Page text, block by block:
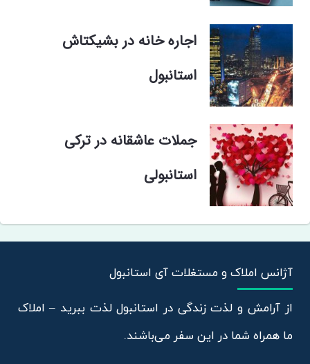
اجاره خانه در بشیکتاش
استانبول
جملات عاشقانه در ترکی
استانبولی
آژانس املاک و مستغلات آی استانبول
از آرامش و لذت زندگی در استانبول لذت ببرید – املاک
ما همراه شما در این سفر می‌باشند.